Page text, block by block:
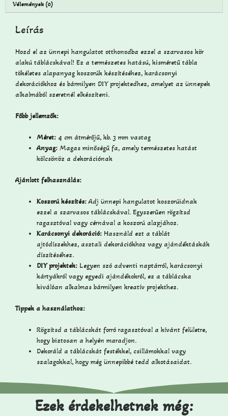
Vélemények (0)
Leírás
Hozd el az ünnepi hangulatot otthonodba ezzel a szarvasos kör
alakú táblácskával! Ez a természetes hatású, kisméretű tábla
tökéletes alapanyag koszorúk készítéséhez, karácsonyi
dekorációkhoz és bármilyen DIY projektedhez, amelyet az ünnepek
alkalmából szeretnél elkészíteni.
Főbb jellemzők:
Méret: 4 cm átmérőjű, kb. 3 mm vastag
Anyag: Magas minőségű fa, amely természetes hatást
kölcsönöz a dekorációnak
Ajánlott felhasználás:
Koszorú készítés:Adj ünnepi hangulatot koszorúidnak
ezzel a szarvasos táblácskával. Egyszerűen rögzítsd
ragasztóval vagy cérnával a koszorú alapjához.
Karácsonyi dekoráció: Használd ezt a táblát
ajtódíszekhez, asztali dekorációkhoz vagy ajándéktáskák
díszítéséhez.
DIY projektek: Legyen szó adventi naptárról, karácsonyi
kártyákról vagy egyedi ajándékokról, ez a táblácska
kiválóan alkalmas bármilyen kreatív projekthez.
Tippek a használathoz:
Rögzítsd a táblácskát forró ragasztóval a kívánt felületre,
hogy biztosan a helyén maradjon.
Dekoráld a táblácskát festékkel, csillámokkal vagy
szalagokkal, hogy még ünnepibbé tedd alkotásaidat.
Ezek érdekelhetnek még: